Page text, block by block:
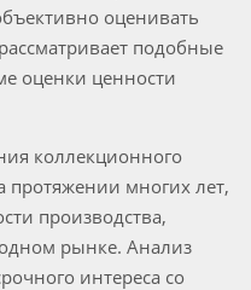
оценивать
подобные
оценки ценности
коллекционного
протяжении многих лет,
производства,
рынке. Анализ
интереса со